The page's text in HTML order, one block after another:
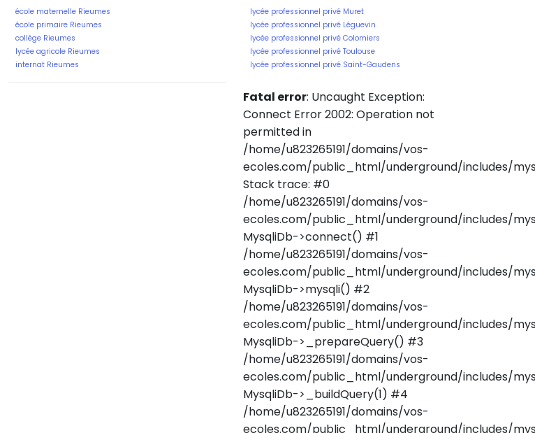
école maternelle Rieumes
école primaire Rieumes
collège Rieumes
lycée agricole Rieumes
internat Rieumes
lycée professionnel privé Muret
lycée professionnel privé Léguevin
lycée professionnel privé Colomiers
lycée professionnel privé Toulouse
lycée professionnel privé Saint-Gaudens
Fatal error: Uncaught Exception:
Connect Error 2002: Operation not
permitted in
/home/u823265191/domains/vos-
ecoles.com/public_html/underground/includes/
Stack trace: #0
/home/u823265191/domains/vos-
ecoles.com/public_html/underground/includes/
MysqliDb->connect() #1
/home/u823265191/domains/vos-
ecoles.com/public_html/underground/includes/
MysqliDb->mysqli() #2
/home/u823265191/domains/vos-
ecoles.com/public_html/underground/includes/
MysqliDb->_prepareQuery() #3
/home/u823265191/domains/vos-
ecoles.com/public_html/underground/includes/
MysqliDb->_buildQuery(1) #4
/home/u823265191/domains/vos-
ecoles.com/public_html/underground/includes/